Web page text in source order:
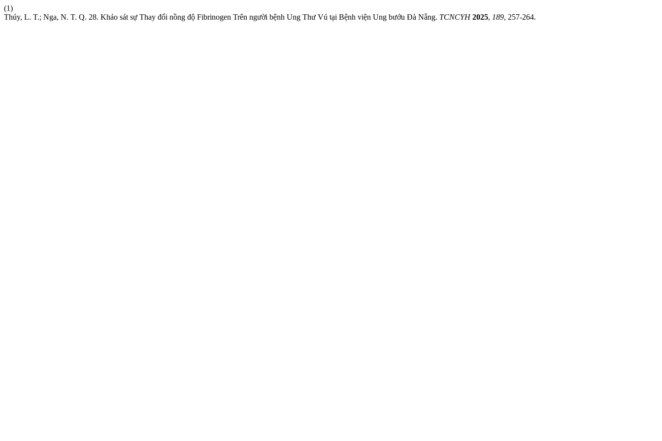
(1)
Thúy, L. T.; Nga, N. T. Q. 28. Khảo sát sự Thay đổi nồng độ Fibrinogen Trên người bệnh Ung Thư Vú tại Bệnh viện Ung bướu Đà Nẵng. TCNCYH 2025, 189, 257-264.